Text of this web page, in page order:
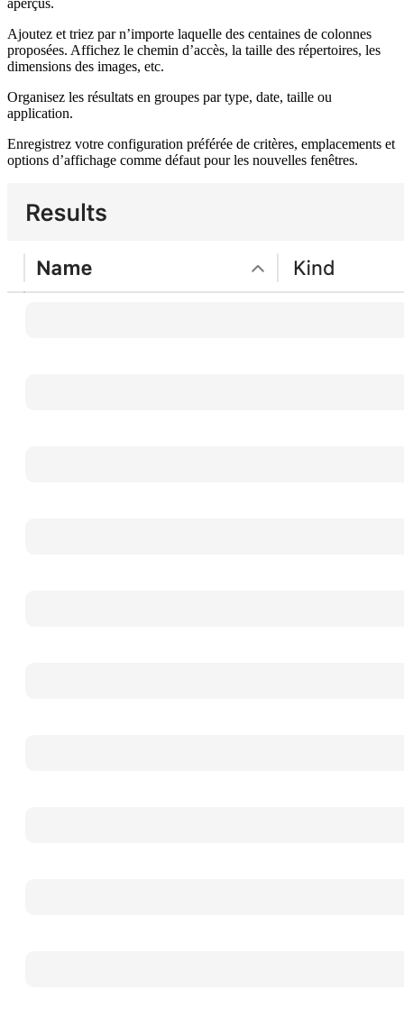
aperçus.
Ajoutez et triez par n’importe laquelle des centaines de colonnes
proposées. Affichez le chemin d’accès, la taille des répertoires, les
dimensions des images, etc.
Organisez les résultats en groupes par type, date, taille ou
application.
Enregistrez votre configuration préférée de critères, emplacements et
options d’affichage comme défaut pour les nouvelles fenêtres.